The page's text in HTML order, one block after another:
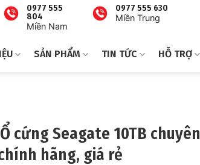
0977 555
804
Miền Nam
0977 555 630
Miền Trung
SẢN PHẨM TIN TỨC HỖ TRỢ
cứng Seagate 10TB chuyên
hãng, giá rẻ